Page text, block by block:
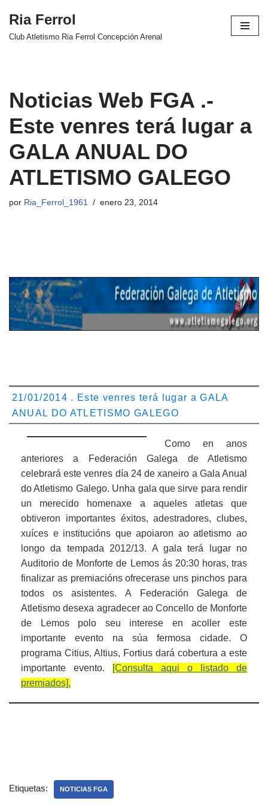
Saltar
Ria Ferrol
Club Atletismo Ria Ferrol Concepción Arenal
Noticias Web FGA .-
Este venres terá lugar a
GALA ANUAL DO
ATLETISMO GALEGO
por Ria_Ferrol_1961 enero 23, 2014
21/01/2014 . Este venres terá lugar a GALA
ANUAL DO ATLETISMO GALEGO
Como en anos
anteriores a Federación Galega de Atletismo
celebrará este venres día 24 de xaneiro a Gala Anual
do Atletismo Galego. Unha gala que sirve para rendir
un merecido homenaxe a aqueles atletas que
obtiveron importantes éxitos, adestradores, clubes,
xuíces e institucións que apoiaron ao atletismo ao
longo da tempada 2012/13. A gala terá lugar no
Auditorio de Monforte de Lemos ás 20:30 horas, tras
finalizar as premiacións ofrecerase uns pinchos para
todos os asistentes. A Federación Galega de
Atletismo desexa agradecer ao Concello de Monforte
de Lemos polo seu interese en acoller este
importante evento na súa fermosa cidade. O
programa Citius, Altius, Fortius dará cobertura a este
importante evento.
[Consulta aqui o listado de
premiados].
Etiquetas: NOTICIAS FGA